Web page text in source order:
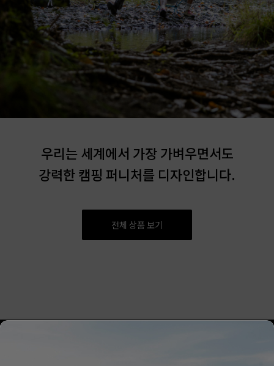
우리는 세계에서 가장 가벼우면서도
강력한 캠핑 퍼니처를 디자인합니다.
전체 상품 보기